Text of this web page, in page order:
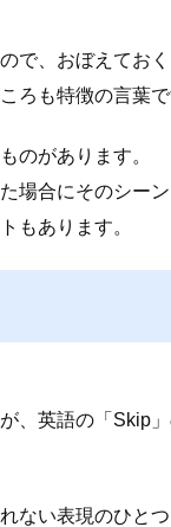
で、おぼえておく
ろも特徴の言葉で
のがあります。
場合にそのシー
もあります。
、英語の「Skip
ない表現のひと